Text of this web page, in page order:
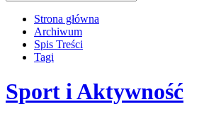
Strona główna
Archiwum
Spis Treści
Tagi
Sport i Aktywność